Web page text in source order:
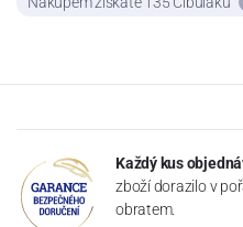
Každý kus
zboží dorazilo v
obratem.